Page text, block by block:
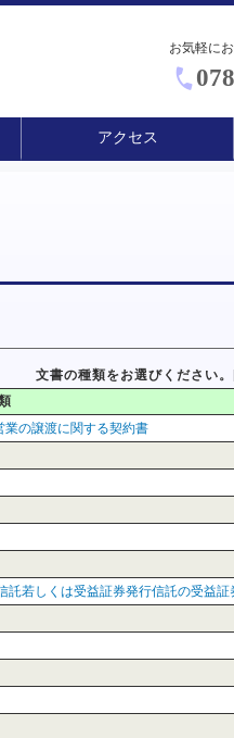
お気軽に
アクセス
文書の種類をお選びください
業の譲渡に関する契約書
託若しくは受益証券発行信託の受益証